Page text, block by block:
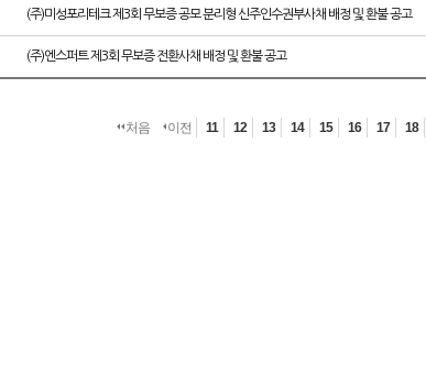
(주)미성포리테크 제3회 무보증 공모 분리형 신주인수권부사채 배정 및 환불 공고
(주)엔스퍼트 제3회 무보증 전환사채 배정 및 환불 공고
처음 이전 11 12 13 14 15 16 17 18